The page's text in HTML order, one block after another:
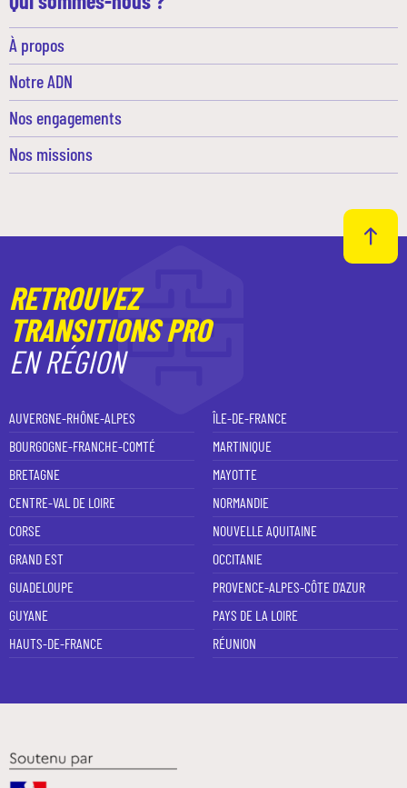
À propos
Notre ADN
Nos engagements
Nos missions
RETROUVEZ
TRANSITIONS PRO
EN RÉGION
AUVERGNE-RHÔNE-ALPES
BOURGOGNE-FRANCHE-COMTÉ
BRETAGNE
CENTRE-VAL DE LOIRE
CORSE
GRAND EST
GUADELOUPE
GUYANE
HAUTS-DE-FRANCE
ÎLE-DE-FRANCE
MARTINIQUE
MAYOTTE
NORMANDIE
NOUVELLE AQUITAINE
OCCITANIE
PROVENCE-ALPES-CÔTE D'AZUR
PAYS DE LA LOIRE
RÉUNION